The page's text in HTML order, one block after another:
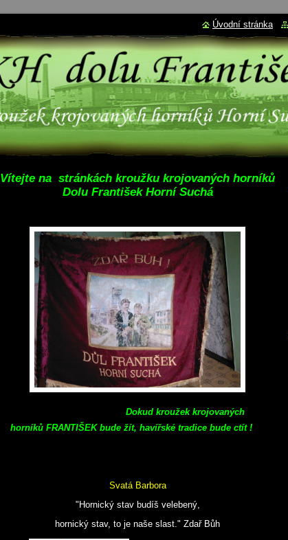
Vítejte na stránkách kroužku krojovaných horníků
Dolu František Horní Suchá
Dokud kroužek krojovaných
horníků FRANTIŠEK bude žít, havířské tradice bude ctít !
Svatá Barbora
"Hornický stav budíš velebený,
hornický stav, to je naše slast." Zdař Bůh
Úvodní stránka